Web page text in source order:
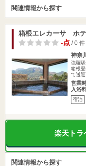
関連情報から探す
箱根エレカーサ ホ
-点/ 0 件
神奈
強羅
箱根
て送
営業
入浴
宿泊
楽天トラ
関連情報から探す